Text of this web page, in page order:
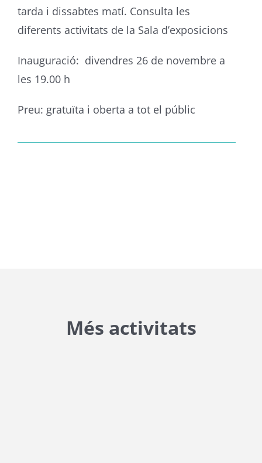
tarda i dissabtes matí. Consulta les
diferents activitats de la Sala d’exposicions
Inauguració: divendres 26 de novembre a
les 19.00 h
Preu: gratuïta i oberta a tot el públic
Més activitats